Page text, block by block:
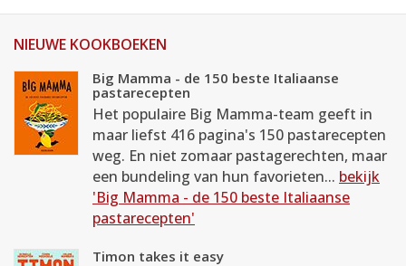
NIEUWE KOOKBOEKEN
Big Mamma - de 150 beste Italiaanse
pastarecepten
Het populaire Big Mamma-team geeft in
maar liefst 416 pagina's 150 pastarecepten
weg. En niet zomaar pastagerechten, maar
een bundeling van hun favorieten... bekijk
'Big Mamma - de 150 beste Italiaanse
pastarecepten'
Timon takes it easy